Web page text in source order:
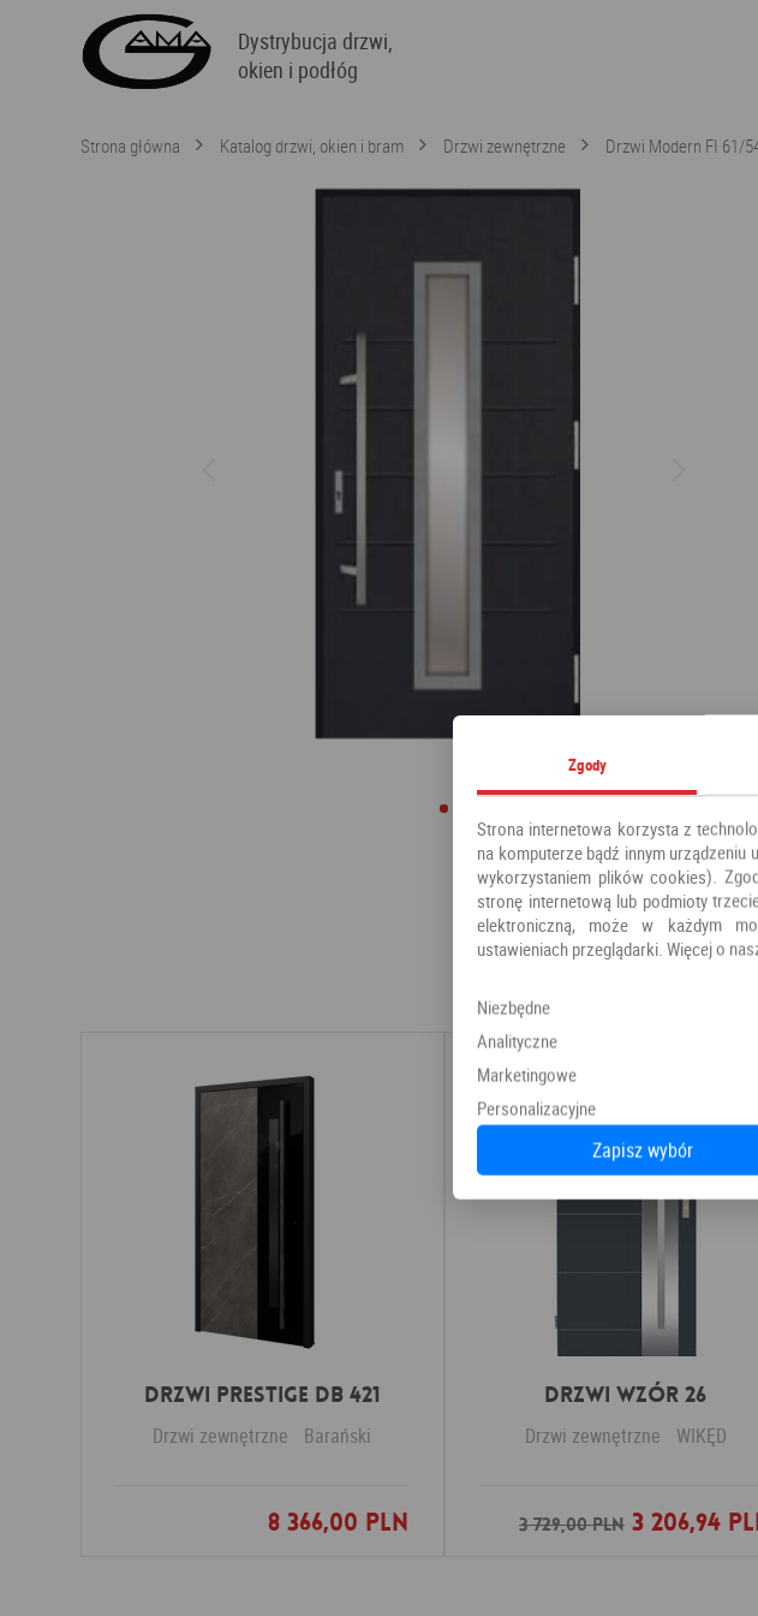
Dystrybucja drzwi,
okien i podłóg
Strona główna Katalog drzwi, okien i bram Drzwi zewnętrzne Drzwi Modern FI 61/
Drzwi PRESTIGE DB 421
Drzwi zewnętrzne Barański
8 366,00 PLN
Dodaj do ulubionych
Drzwi Wzór 26
Drzwi zewnętrzne WIKĘD
3 729,00 PLN3 206,94
Dodaj do ulubionych
Zgody
Strona internetowa korzysta z
na komputerze bądź innym
wykorzystaniem plików cookies).
stronę internetową lub podmioty
elektroniczną, może w każdym
ustawieniach przeglądarki. Więcej o
Niezbędne
Analityczne
Marketingowe
Personalizacyjne
Zapisz wybór